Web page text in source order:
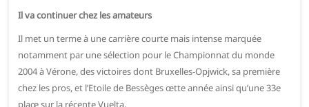
Il va continuer chez les amateurs
Il met un terme à une carrière courte mais intense marquée
notamment par une sélection pour le Championnat du monde
2004 à Vérone, des victoires dont Bruxelles-Opjwick, sa première
chez les pros, et l’Etoile de Bessèges œtte année ainsi qu’une 33e
plaœ sur la récente Vuelta.